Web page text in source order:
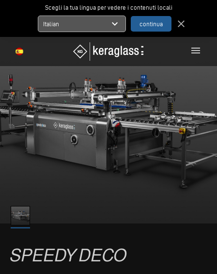
Scegli la tua lingua per vedere i contenuti locali
Italian expand_more close
menu
SPEEDYDECO